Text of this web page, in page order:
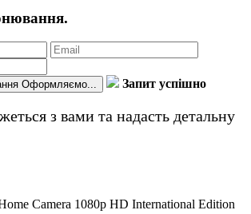
Оформляємо...
Запит успішно
з вами та надасть детальну
Camera 1080p HD International Edition